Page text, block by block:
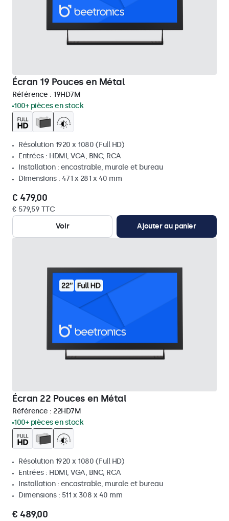
Écran 19 Pouces en Métal
Référence : 19HD7M
100+ pièces en stock
Résolution 1920 x 1080 (Full HD)
Entrées : HDMI, VGA, BNC, RCA
Installation : encastrable, murale et bureau
Dimensions : 471 x 281 x 40 mm
€ 479,00
€ 579,59 TTC
Voir
Ajouter au panier
Écran 22 Pouces en Métal
Référence : 22HD7M
100+ pièces en stock
Résolution 1920 x 1080 (Full HD)
Entrées : HDMI, VGA, BNC, RCA
Installation : encastrable, murale et bureau
Dimensions : 511 x 308 x 40 mm
€ 489,00